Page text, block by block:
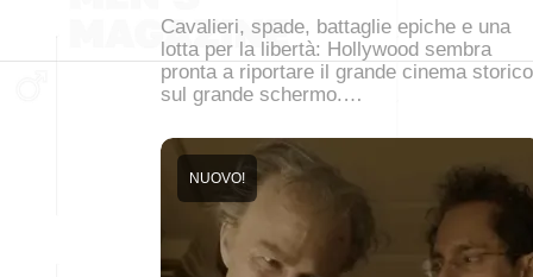
Cavalieri, spade, battaglie epiche e una
lotta per la libertà: Hollywood sembra
pronta a riportare il grande cinema storico
sul grande schermo.…
NUOVO!